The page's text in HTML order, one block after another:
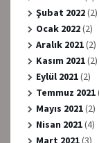
Şubat 2022(2)
Ocak 2022(2)
Aralık 2021(2)
Kasım 2021(2)
Eylül 2021(2)
Temmuz 2021
Mayıs 2021(2)
Nisan 2021(4)
Mart 2021(3)